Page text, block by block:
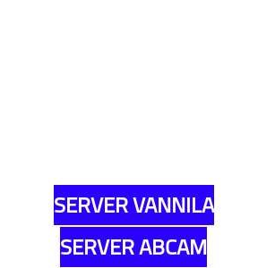
SERVER VANNILA
SERVER ABCAM